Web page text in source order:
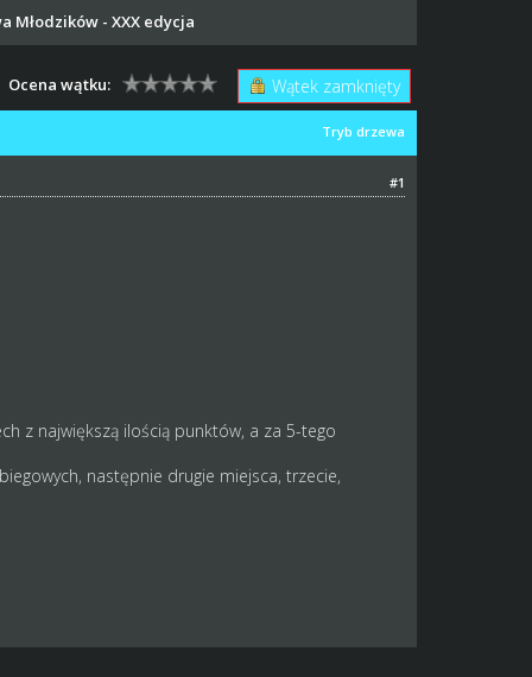
Młodzików - XXX edycja
Wątek zamknięty
Ocena wątku:
Tryb drzewa
#1
z największą ilością punktów, a za 5-tego
następnie drugie miejsca, trzecie,